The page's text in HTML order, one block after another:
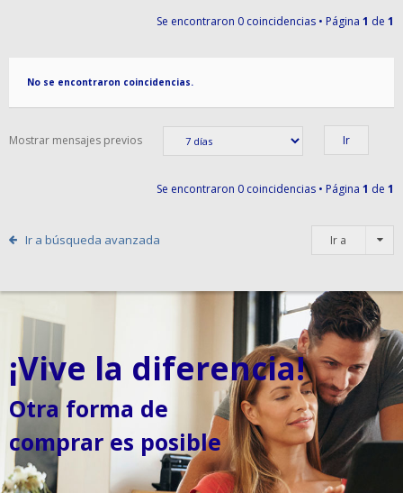
Se encontraron 0 coincidencias • Página 1 de 1
No se encontraron coincidencias.
Mostrar mensajes previos
Se encontraron 0 coincidencias • Página 1 de 1
Ir a búsqueda avanzada Ir a
¡Vive la diferencia!
Otra forma de
comprar es posible